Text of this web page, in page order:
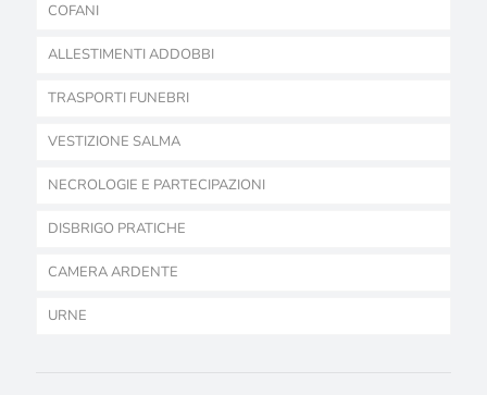
COFANI
ALLESTIMENTI ADDOBBI
TRASPORTI FUNEBRI
VESTIZIONE SALMA
NECROLOGIE E PARTECIPAZIONI
DISBRIGO PRATICHE
CAMERA ARDENTE
URNE